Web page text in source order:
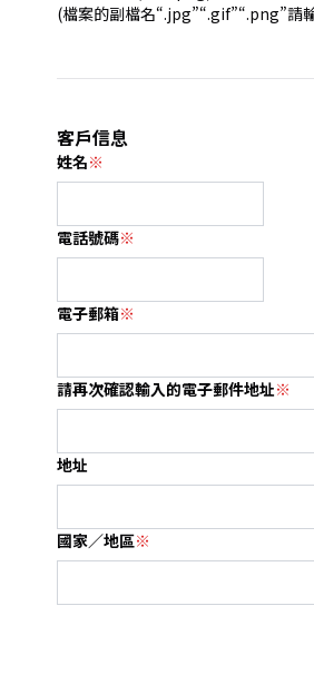
(檔案的副檔名“.jpg”“.gif”“.png”請
客戶信息
姓名※
電話號碼※
電子郵箱※
請再次確認輸入的電子郵件地址※
地址
國家／地區※